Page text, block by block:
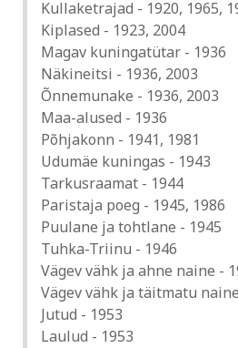
Kullaketrajad - 1920, 1965,
Kiplased - 1923, 2004
Magav kuningatütar - 1936
Näkineitsi - 1936, 2003
Õnnemunake - 1936, 2003
Maa-alused - 1936
Põhjakonn - 1941, 1981
Udumäe kuningas - 1943
Tarkusraamat - 1944
Paristaja poeg - 1945, 1986
Puulane ja tohtlane - 1945
Tuhka-Triinu - 1946
Vägev vähk ja ahne naine -
Vägev vähk ja täitmatu
Jutud - 1953
Laulud - 1953